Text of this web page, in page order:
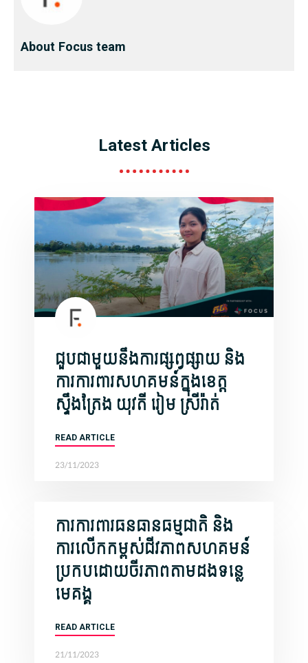
About Focus team
Latest Articles
ជួបជាមួយនឹងការផ្សព្វផ្សាយ និង
ការការពារសហគមន៍ក្នុងខេត្ត
ស្ទឹងត្រែង យុវតី រៀម ស្រីរ៉ាត់
READ ARTICLE
23/11/2023
ការការពារធនធានធម្មជាតិ និង
ការលើកកម្ពស់ជីវភាពសហគមន៍
ប្រកបដោយចីរភាពតាមដងទន្លេ
មេគង្គ
READ ARTICLE
21/11/2023